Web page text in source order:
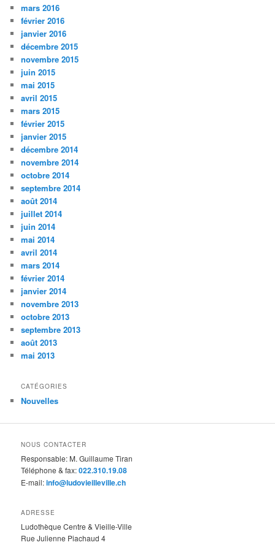
mars 2016
février 2016
janvier 2016
décembre 2015
novembre 2015
juin 2015
mai 2015
avril 2015
mars 2015
février 2015
janvier 2015
décembre 2014
novembre 2014
octobre 2014
septembre 2014
août 2014
juillet 2014
juin 2014
mai 2014
avril 2014
mars 2014
février 2014
janvier 2014
novembre 2013
octobre 2013
septembre 2013
août 2013
mai 2013
CATÉGORIES
Nouvelles
NOUS CONTACTER
Responsable: M. Guillaume Tiran
Téléphone & fax:022.310.19.08
E-mail:info@ludovieilleville.ch
ADRESSE
Ludothèque Centre & Vieille-Ville
Rue Julienne Piachaud 4